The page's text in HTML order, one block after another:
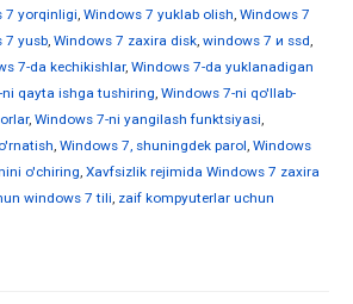
7 yorqinligi, Windows 7 yuklab olish, Windows 7
7 yusb, Windows 7 zaxira disk, windows 7 и ssd,
7-da kechikishlar, Windows 7-da yuklanadigan
ni qayta ishga tushiring, Windows 7-ni qo'llab-
, Windows 7-ni yangilash funktsiyasi,
, Windows 7, shuningdek parol, Windows
o'chiring, Xavfsizlik rejimida Windows 7 zaxira
windows 7 tili, zaif kompyuterlar uchun